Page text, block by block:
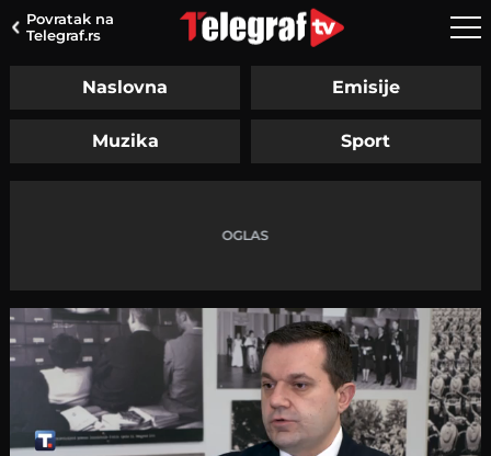
Povratak na
Telegraf.rs
Naslovna Emisije
Muzika Sport